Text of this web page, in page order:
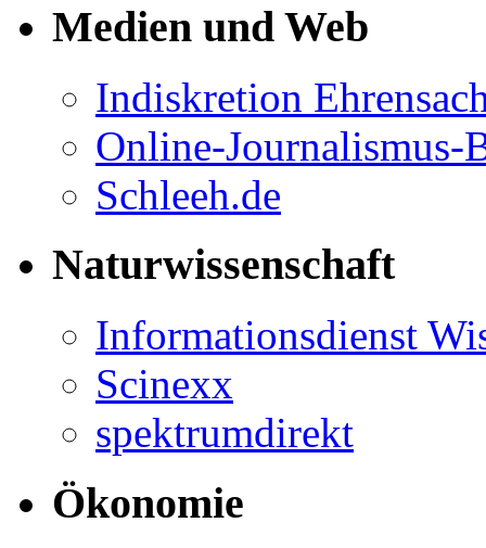
Medien und Web
Indiskretion
Online-Journalismus-
Schleeh.de
Naturwissenschaft
Informationsdienst
Scinexx
spektrumdirekt
Ökonomie